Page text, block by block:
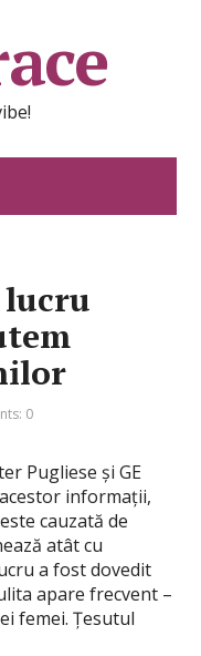
0
Pugliese și GE
informații,
cauzată de
atât cu
a fost dovedit
apare frecvent –
femei. Țesutul